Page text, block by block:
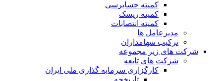
کمیته حسابرسی
کمیته ریسک
کمیته انتصابات
مدیرعامل ها
ترکیب سهامداران
شرکت های زیر مجموعه
شرکت های تابعه
کارگزاری سرمایه گذاری ملی ایران
تاریخچه